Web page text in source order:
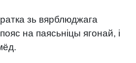
зь вярблюджага
на паясьніцы ягонай, і